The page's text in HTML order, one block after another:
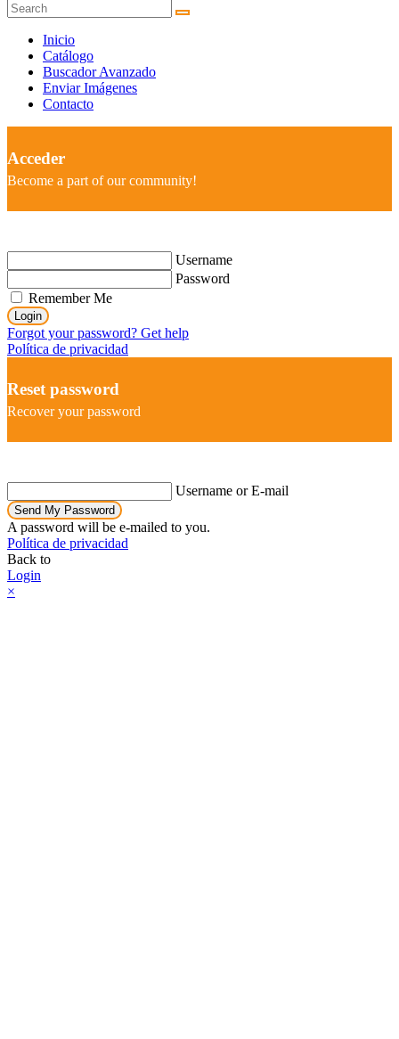
Inicio
Catálogo
Buscador Avanzado
Enviar Imágenes
Contacto
Acceder
Become a part of our community!
Username
Password
Remember Me
Login
Forgot your password? Get help
Política de privacidad
Reset password
Recover your password
Username or E-mail
Send My Password
A password will be e-mailed to you.
Política de privacidad
Back to
Login
×